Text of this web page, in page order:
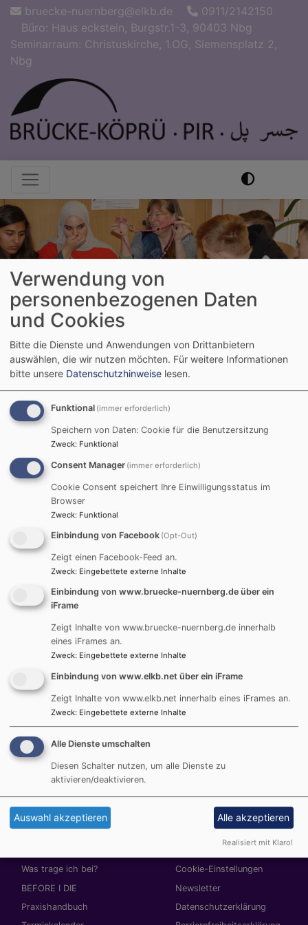
Direkt
Inhalt
bruecke-nuernberg@elkb.de
0911/2142150
Büro: Haus eckstein, Burgstr.1-3, 90403 Nbg
Seminarraum: Christuskirche, 1.OG, Siemensplatz 2,
Nbg
Hauptnavigation
„Vielfalt als
Lernraum“
interreligiöse Bildungsangebote
Die stetig wachsende religiös-weltanschauliche Vielfalt
in unseren Schulen ist ein wertvoller Lernraum aber
auch ein Raum, den es zu gestalten und manchmal
auch neu zu denken gilt. Religionspädagogin Doris
Dollinger begleitet Schulklassen bei Besuchen von
Kirchen und Moscheen oder vermittelt Kontakte. An
Lehrplan und Klassenstufe orientiert leitet sie
Workshops zu religiösen Symbolen, Umgang mit
Heiligen Schriften und religiösen Festen an. Gerne
beraten wir Schulen zu Fragen der Gestaltung
religiöser Feiern im Raum der multireligiösen
Schulfamilie. In der halbjährlich stattfindenden
„Praxiswerkstatt Ethik-Religion“ erkunden vor allem
Lehrkräfte aktuelle Fragen des Dialogs in der Schule.
Hauptnavigation
Startseite
Was trage ich bei?
BEFORE I DIE
Praxishandbuch
Fußbereichsmenü
Impressum
Cookie-Einstellungen
Newsletter
Datenschutzerklärung
Verwendung von
personenbezogenen Daten
und Cookies
Bitte die Dienste und Anwendungen von Drittanbietern
auswählen, die wir nutzen möchten. Für weitere Informationen
bitte unsere Datenschutzhinweise lesen.
Funktional (immer erforderlich)
Speichern von Daten: Cookie für die Benutzersitzung
Zweck: Funktional
Consent Manager (immer erforderlich)
Cookie Consent speichert Ihre Einwilligungsstatus im
Browser
Zweck: Funktional
Einbindung von Facebook (Opt-Out)
Zeigt einen Facebook-Feed an.
Zweck: Eingebettete externe Inhalte
Einbindung von www.bruecke-nuernberg.de über ein
iFrame
Zeigt Inhalte von www.bruecke-nuernberg.de innerhalb
eines iFrames an.
Zweck: Eingebettete externe Inhalte
Einbindung von www.elkb.net über ein iFrame
Zeigt Inhalte von www.elkb.net innerhalb eines iFrames an.
Zweck: Eingebettete externe Inhalte
Alle Dienste umschalten
Diesen Schalter nutzen, um alle Dienste zu
aktivieren/deaktivieren.
Auswahl akzeptieren Alle akzeptieren
Realisiert mit Klaro!